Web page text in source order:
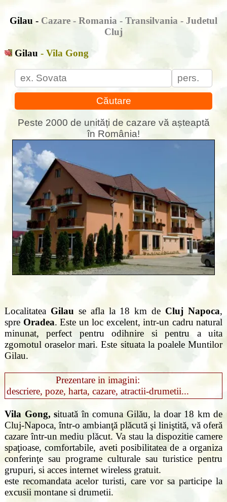
Gilau - Cazare - Romania - Transilvania - Judetul
Cluj
Gilau - Vila Gong
Căutare
Peste 2000 de unități de cazare vă așteaptă
în România!
Localitatea Gilau se afla la 18 km de Cluj Napoca,
spre Oradea. Este un loc excelent, intr-un cadru natural
minunat, perfect pentru odihnire si pentru a uita
zgomotul oraselor mari. Este situata la poalele Muntilor
Gilau.
Prezentare in imagini:
descriere, poze, harta, cazare, atractii-drumetii...
Vila Gong, situată în comuna Gilău, la doar 18 km de
Cluj-Napoca, într-o ambianţă plăcută şi liniştită, vă oferă
cazare într-un mediu plăcut. Va stau la dispozitie camere
spaţioase, comfortabile, aveti posibilitatea de a organiza
conferinţe sau programe culturale sau turistice pentru
grupuri, si acces internet wireless gratuit.
este recomandata acelor turisti, care vor sa participe la
excusii montane si drumetii.